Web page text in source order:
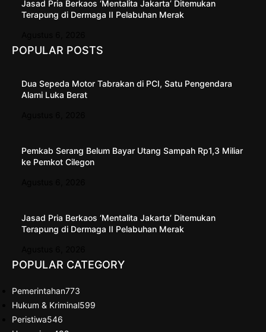
Jasad Pria Berkaos ‘Mentalita Jakarta’ Ditemukan
Terapung di Dermaga II Pelabuhan Merak
POPULAR POSTS
Dua Sepeda Motor Tabrakan di PCI, Satu Pengendara
Alami Luka Berat
Pemkab Serang Belum Bayar Utang Sampah Rp1,3 Miliar
ke Pemkot Cilegon
Jasad Pria Berkaos ‘Mentalita Jakarta’ Ditemukan
Terapung di Dermaga II Pelabuhan Merak
POPULAR CATEGORY
Pemerintahan773
Hukum & Kriminal599
Peristiwa546